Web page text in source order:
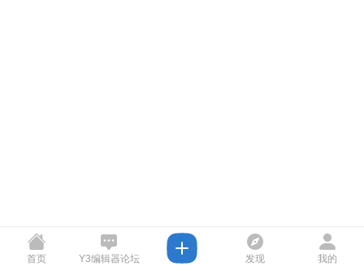
首页 Y3编辑器论坛 发现 我的